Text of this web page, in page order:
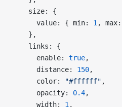
    size: {
      value: { min:
1 , max:
    },
    links: {
      enable:
true,
      distance:
150,
      color:
"#ffffff" ,
      opacity:
0.4,
      width:
1 ,